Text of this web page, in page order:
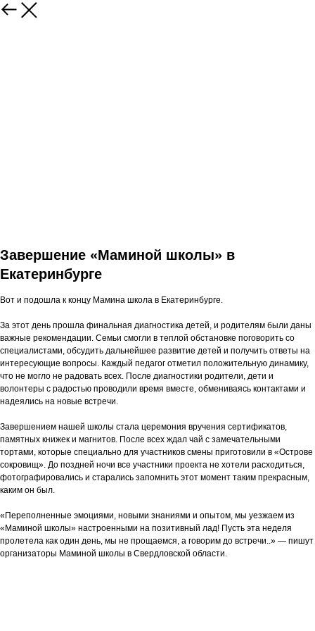
Завершение «Маминой школы» в
Екатеринбурге
Вот и подошла к концу Мамина школа в Екатеринбурге.
За этот день прошла финальная диагностика детей, и родителям были даны
важные рекомендации. Семьи смогли в теплой обстановке поговорить со
специалистами, обсудить дальнейшее развитие детей и получить ответы на
интересующие вопросы. Каждый педагог отметил положительную динамику,
что не могло не радовать всех. После диагностики родители, дети и
волонтеры с радостью проводили время вместе, обмениваясь контактами и
надеялись на новые встречи.
Завершением нашей школы стала церемония вручения сертификатов,
памятных книжек и магнитов. После всех ждал чай с замечательными
тортами, которые специально для участников смены приготовили в «Острове
сокровищ». До поздней ночи все участники проекта не хотели расходиться,
фотографировались и старались запомнить этот момент таким прекрасным,
каким он был.
«Переполненные эмоциями, новыми знаниями и опытом, мы уезжаем из
«Маминой школы» настроенными на позитивный лад! Пусть эта неделя
пролетела как один день, мы не прощаемся, а говорим до встречи..» — пишут
организаторы Маминой школы в Свердловской области.